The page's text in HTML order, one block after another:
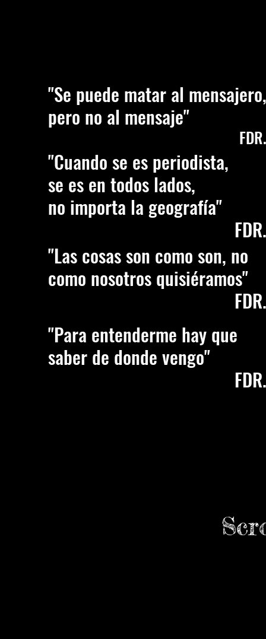
"Se puede matar al mensajero,
pero no al mensaje"
FDR.
"Cuando se es periodista,
se es en todos lados,
no importa la geografía"
FDR.
"Las cosas son como son, no
como nosotros quisiéramos"
FDR.
"Para entenderme hay que
saber de donde vengo"
FDR.